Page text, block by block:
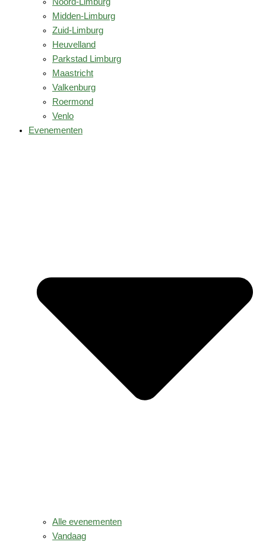
Midden-Limburg
Zuid-Limburg
Heuvelland
Parkstad Limburg
Maastricht
Valkenburg
Roermond
Venlo
Evenementen
Alle evenementen
Vandaag